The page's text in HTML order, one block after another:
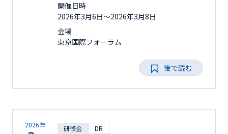
開催日時
2026年3月6日〜2026年3月8日
会場
東京国際フォーラム
後で読む
2026年 研修会 DR